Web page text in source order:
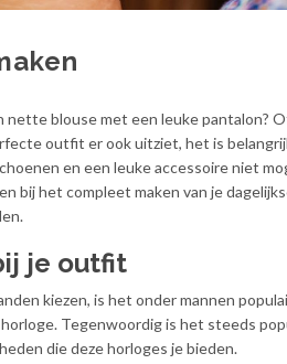
blouse met een leuke pantalon?
outfit er ook uitziet, het is
en een leuke accessoire niet
bij het compleet maken van je
je outfit
kiezen, is het onder mannen
Tegenwoordig is het steeds
die deze horloges je bieden.